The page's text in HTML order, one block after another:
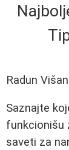
Radun
Saznajte
funkcionišu
saveti za